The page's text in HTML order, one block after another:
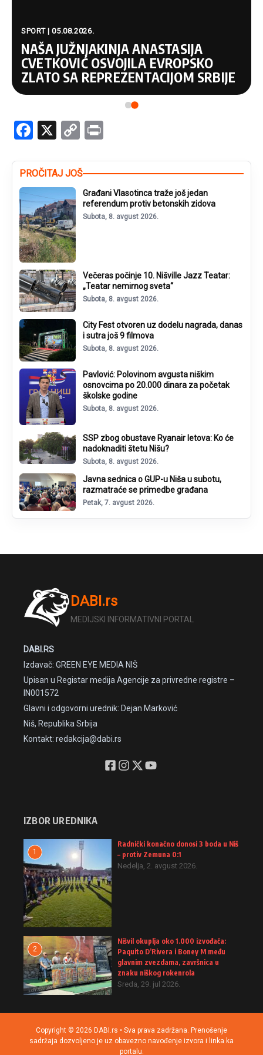
SPORT | 07.08.2026.
RADNIČKI NIŠ PREDSTAVIO DUŠANA
JOVANOVIĆA KAO NOVO POJAČANJE
Facebook
X
Copy
PROČITAJ JOŠ
Građani Vlasotinca traže još jedan
referendum protiv betonskih zidova
Subota, 8. avgust 2026.
Večeras počinje 10. Nišville Jazz Teatar:
„Teatar nemirnog sveta“
Subota, 8. avgust 2026.
City Fest otvoren uz dodelu nagrada, danas
i sutra još 9 filmova
Subota, 8. avgust 2026.
Pavlović: Polovinom avgusta niškim
osnovcima po 20.000 dinara za početak
školske godine
Subota, 8. avgust 2026.
SSP zbog obustave Ryanair letova: Ko će
nadoknaditi štetu Nišu?
Subota, 8. avgust 2026.
Javna sednica o GUP-u Niša u subotu,
razmatraće se primedbe građana
Petak, 7. avgust 2026.
DABI.rs
MEDIJSKI INFORMATIVNI PORTAL
DABI.RS
Izdavač: GREEN EYE MEDIA NIŠ
Upisan u Registar medija Agencije za privredne registre –
IN001572
Glavni i odgovorni urednik: Dejan Marković
Niš, Republika Srbija
Kontakt: redakcija@dabi.rs
IZBOR UREDNIKA
1
Radnički konačno donosi 3 boda u Niš
– protiv Zemuna 0:1
Nedelja, 2. avgust 2026.
2
Nišvil okuplja oko 1.000 izvođača:
Paquito D’Rivera i Boney M među
glavnim zvezdama, završnica u
znaku niškog rokenrola
Sreda, 29. jul 2026.
Copyright © 2026 DABI.rs • Sva prava zadržana. Prenošenje
sadržaja dozvoljeno je uz obavezno navođenje izvora i linka ka
portalu.